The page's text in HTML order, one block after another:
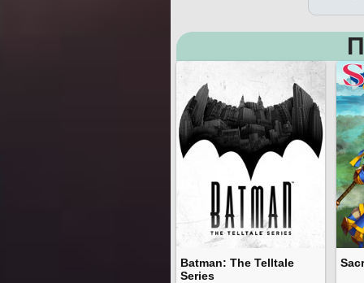
Batman: The Telltale
Series